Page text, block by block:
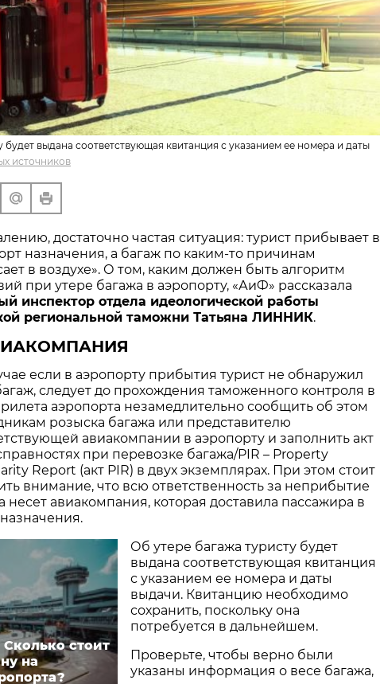
будет выдана соответствующая квитанция с указанием ее номера и даты
источников
достаточно частая ситуация: турист прибывает в
назначения, а багаж по каким-то причинам
в воздухе». О том, каким должен быть алгоритм
при утере багажа в аэропорту, «АиФ» рассказала
инспектор отдела идеологической работы
региональной таможни Татьяна ЛИННИК.
если в аэропорту прибытия турист не обнаружил
следует до прохождения таможенного контроля в
аэропорта незамедлительно сообщить об этом
розыска багажа или представителю
авиакомпании в аэропорту и заполнить акт
при перевозке багажа/PIR – Property
Report (акт PIR) в двух экземплярах. При этом стоит
внимание, что всю ответственность за неприбытие
несет авиакомпания, которая доставила пассажира в
Сколько стоит
на
Об утере багажа туристу будет
выдана соответствующая квитанция
с указанием ее номера и даты
выдачи. Квитанцию необходимо
сохранить, поскольку она
потребуется в дальнейшем.
Проверьте, чтобы верно были
указаны информация о весе багажа,